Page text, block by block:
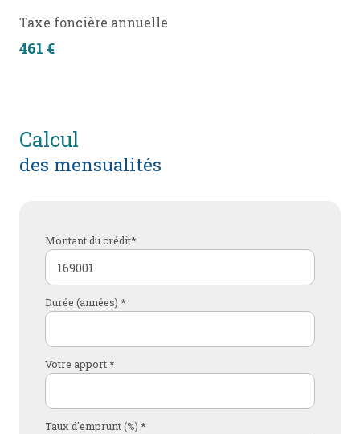
Taxe foncière annuelle
461 €
calcul
des mensualités
Montant du crédit*
Durée (années) *
Votre apport *
Taux d'emprunt (%) *